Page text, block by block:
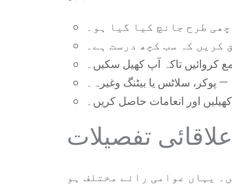
طرح جانچ کیا گیا ہو۔
کریں کہ سب کچھ درست ہے۔
کروائیں تاکہ آپ کھیل سکیں۔
— پوکر، سلاٹس یا بیٹنگ وغیرہ۔
اور انعامات حاصل کریں۔
علاقائی تفصیلات
یہاں عوامی رائے مختلف ہو